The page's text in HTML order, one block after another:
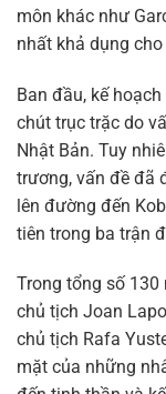
môn khác như
nhất khả dụng
Ban đầu, kế
chút trục trặc do
Nhật Bản. Tuy
trương, vấn đề đã
lên đường đến
tiên trong ba trận
Trong tổng số
chủ tịch Joan
chủ tịch Rafa
mặt của những